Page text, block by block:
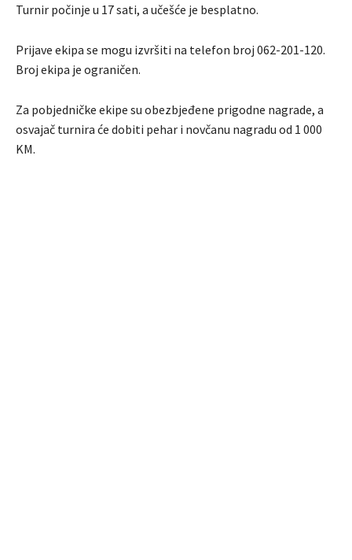
Turnir počinje u 17 sati, a učešće je besplatno.
Prijave ekipa se mogu izvršiti na telefon broj 062-201-120.
Broj ekipa je ograničen.
Za pobjedničke ekipe su obezbjeđene prigodne nagrade, a
osvajač turnira će dobiti pehar i novčanu nagradu od 1 000
KM.